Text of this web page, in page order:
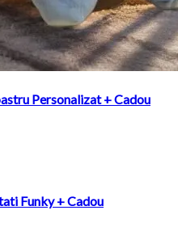
Personalizat + Cadou
Funky + Cadou